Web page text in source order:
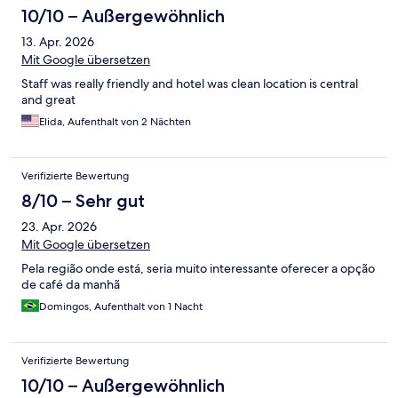
10/10 – Außergewöhnlich
13. Apr. 2026
Mit Google übersetzen
Staff was really friendly and hotel was clean location is central
and great
Elida, Aufenthalt von 2 Nächten
Verifizierte Bewertung
8/10 – Sehr gut
23. Apr. 2026
Mit Google übersetzen
Pela região onde está, seria muito interessante oferecer a opção
de café da manhã
Domingos, Aufenthalt von 1 Nacht
Verifizierte Bewertung
10/10 – Außergewöhnlich